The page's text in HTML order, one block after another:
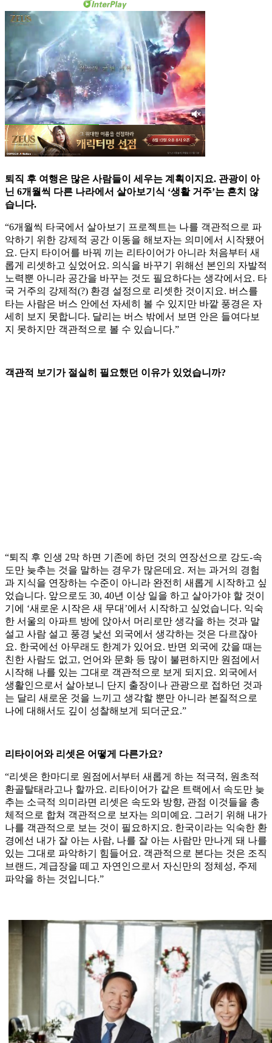
퇴직 후 여행은 많은 사람들이 세우는 계획이지요. 관광이 아
닌 6개월씩 다른 나라에서 살아보기식 ‘생활 거주’는 흔치 않
습니다.
“6개월씩 타국에서 살아보기 프로젝트는 나를 객관적으로 파
악하기 위한 강제적 공간 이동을 해보자는 의미에서 시작됐어
요. 단지 타이어를 바꿔 끼는 리타이어가 아니라 처음부터 새
롭게 리셋하고 싶었어요. 의식을 바꾸기 위해선 본인의 자발적
노력뿐 아니라 공간을 바꾸는 것도 필요하다는 생각에서요. 타
국 거주의 강제적(?) 환경 설정으로 리셋한 것이지요. 버스를
타는 사람은 버스 안에선 자세히 볼 수 있지만 바깥 풍경은 자
세히 보지 못합니다. 달리는 버스 밖에서 보면 안은 들여다보
지 못하지만 객관적으로 볼 수 있습니다.”
객관적 보기가 절실히 필요했던 이유가 있었습니까?
“퇴직 후 인생 2막 하면 기존에 하던 것의 연장선으로 강도-속
도만 늦추는 것을 말하는 경우가 많은데요. 저는 과거의 경험
과 지식을 연장하는 수준이 아니라 완전히 새롭게 시작하고 싶
었습니다. 앞으로도 30, 40년 이상 일을 하고 살아가야 할 것이
기에 ‘새로운 시작은 새 무대’에서 시작하고 싶었습니다. 익숙
한 서울의 아파트 방에 앉아서 머리로만 생각을 하는 것과 말
설고 사람 설고 풍경 낯선 외국에서 생각하는 것은 다르잖아
요. 한국에선 아무래도 한계가 있어요. 반면 외국에 갔을 때는
친한 사람도 없고, 언어와 문화 등 많이 불편하지만 원점에서
시작해 나를 있는 그대로 객관적으로 보게 되지요. 외국에서
생활인으로서 살아보니 단지 출장이나 관광으로 접하던 것과
는 달리 새로운 것을 느끼고 생각할 뿐만 아니라 본질적으로
나에 대해서도 깊이 성찰해보게 되더군요.”
리타이어와 리셋은 어떻게 다른가요?
“리셋은 한마디로 원점에서부터 새롭게 하는 적극적, 원초적
환골탈태라고나 할까요. 리타이어가 같은 트랙에서 속도만 늦
추는 소극적 의미라면 리셋은 속도와 방향, 관점 이것들을 총
체적으로 합쳐 객관적으로 보자는 의미예요. 그러기 위해 내가
나를 객관적으로 보는 것이 필요하지요. 한국이라는 익숙한 환
경에선 내가 잘 아는 사람, 나를 잘 아는 사람만 만나게 돼 나를
있는 그대로 파악하기 힘들어요. 객관적으로 본다는 것은 조직
브랜드, 계급장을 떼고 자연인으로서 자신만의 정체성, 주제
파악을 하는 것입니다.”